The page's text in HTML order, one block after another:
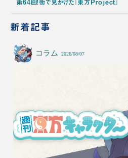
新着記事
コラム 2026/08/07